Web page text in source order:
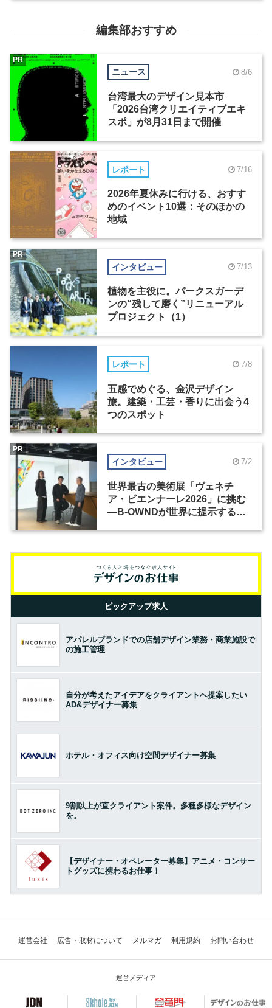
編集部おすすめ
ニュース 8/6
台湾最大のデザイン見本市
「2026台湾クリエイティブエキ
スポ」が8月31日まで開催
PR
レポート 7/16
2026年夏休みに行ける、おすす
めのイベント10選：そのほかの
地域
インタビュー 7/13
植物を主役に。パークスガーデ
ンの“残して磨く”リニューアル
プロジェクト（1）
PR
レポート 7/8
五感でめぐる、金沢デザイン
旅。建築・工芸・香りに出会う4
つのスポット
インタビュー 7/2
世界最古の美術展「ヴェネチ
ア・ビエンナーレ2026」に挑む
―B-OWNDが世界に提示する美
PR
ピックアップ求人
アパレルブランドでの店舗デザイン業務・商業施設で
の施工管理
自分が考えたアイデアをクライアントへ提案したい
AD&デザイナー募集
ホテル・オフィス向け空間デザイナー募集
9割以上が直クライアント案件。多種多様なデザイン
を。
【デザイナー・オペレーター募集】アニメ・コンサー
トグッズに携わるお仕事！
運営会社 広告・取材について メルマガ 利用規約 お問い合わせ
運営メディア